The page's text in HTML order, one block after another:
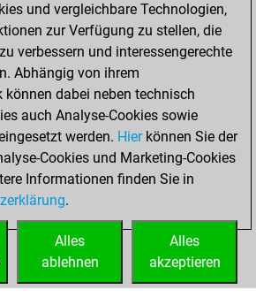
a new Elo
of 1588
Januar
2022
You created
Fritz account
Fritz
You
account
Studies
und vergleichbare Technologien,
zur Verfügung zu stellen, die
verbessern und interessengerechte
Abhängig von ihrem
können dabei neben technisch
auch Analyse-Cookies sowie
werden. Hierkönnen Sie der
Cookies und Marketing-Cookies
Informationen finden Sie in
.
Alles
akzeptieren
Alles
ablehnen